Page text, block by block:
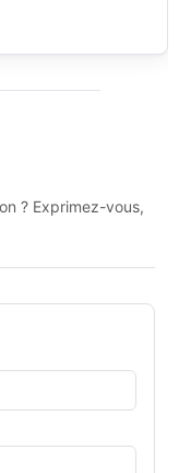
? Exprimez-vous,